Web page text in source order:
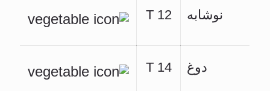
نوشابه 12 T
دوغ 14 T